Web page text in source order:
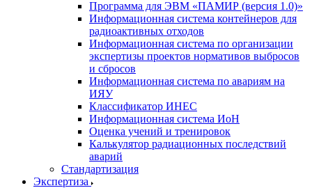
Программа для ЭВМ «ПАМИР (версия 1.0)»
Информационная система контейнеров для
радиоактивных отходов
Информационная система по организации
экспертизы проектов нормативов выбросов
и сбросов
Информационная система по авариям на
ИЯУ
Классификатор ИНЕС
Информационная система ИоН
Оценка учений и тренировок
Калькулятор радиационных последствий
аварий
Стандартизация
Экспертиза